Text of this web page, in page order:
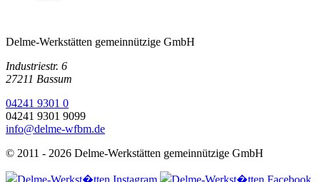
Delme-Werkstätten gemeinnützige GmbH
Industriestr. 6
27211 Bassum
04241 9301 0
04241 9301 9099
info@delme-wfbm.de
© 2011 - 2026 Delme-Werkstätten gemeinnützige GmbH